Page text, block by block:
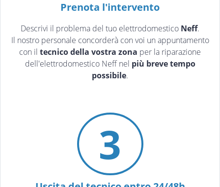
Prenota l'intervento
Descrivi il problema del tuo elettrodomestico Neff.
Il nostro personale concorderà con voi un appuntamento
con il tecnico della vostra zona per la riparazione
dell'elettrodomestico Neff nel più breve tempo
possibile.
3